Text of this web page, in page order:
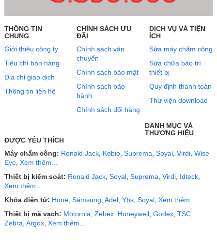
THÔNG TIN
CHUNG
Giới thiệu công ty
Tiêu chí bán hàng
Địa chỉ giao dịch
Thông tin liên hệ
CHÍNH SÁCH ƯU
ĐÃI
Chính sách vận
chuyển
Chính sách bảo mật
Chính sách bảo
hành
Chính sách đổi hàng
DỊCH VỤ VÀ TIỆN
ÍCH
Sửa máy chấm công
Sửa chữa bảo trì
thiết bị
Quy định thanh toán
Thư viện download
DANH MỤC VÀ
THƯƠNG HIỆU
ĐƯỢC YÊU THÍCH
Máy chấm công: Ronald Jack, Kobio, Suprema, Soyal, Virdi, Wise
Eye, Xem thêm...
Thiết bị kiểm soát: Ronald Jack, Soyal, Suprema, Virdi, Idteck,
Xem thêm...
Khóa điện tử: Hune, Samsung, Adel, Ybs, Soyal, Xem thêm...
Thiết bị mã vạch: Motorola, Zebex, Honeywell, Godex, TSC,
Zebra, Argox, Xem thêm...